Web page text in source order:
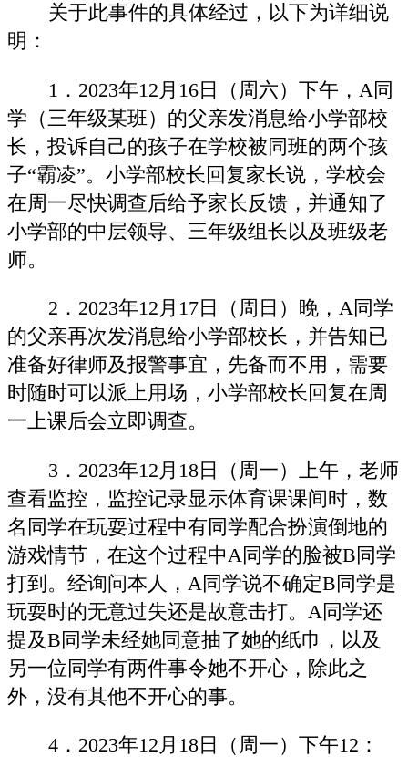
关于此事件的具体经过，以下为详细说
明：
1．2023年12月16日（周六）下午，A同
学（三年级某班）的父亲发消息给小学部校
长，投诉自己的孩子在学校被同班的两个孩
子“霸凌”。小学部校长回复家长说，学校会
在周一尽快调查后给予家长反馈，并通知了
小学部的中层领导、三年级组长以及班级老
师。
2．2023年12月17日（周日）晚，A同学
的父亲再次发消息给小学部校长，并告知已
准备好律师及报警事宜，先备而不用，需要
时随时可以派上用场，小学部校长回复在周
一上课后会立即调查。
3．2023年12月18日（周一）上午，老师
查看监控，监控记录显示体育课课间时，数
名同学在玩耍过程中有同学配合扮演倒地的
游戏情节，在这个过程中A同学的脸被B同学
打到。经询问本人，A同学说不确定B同学是
玩耍时的无意过失还是故意击打。A同学还
提及B同学未经她同意抽了她的纸巾，以及
另一位同学有两件事令她不开心，除此之
外，没有其他不开心的事。
4．2023年12月18日（周一）下午12：